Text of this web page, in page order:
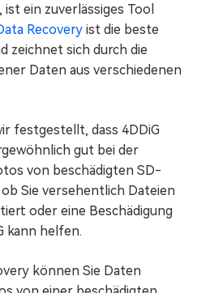
ein zuverlässiges Tool
Recovery ist die beste
zeichnet sich durch die
Daten aus verschiedenen
festgestellt, dass 4DDiG
gut bei der
von beschädigten SD-
Sie versehentlich Dateien
oder eine Beschädigung
kann helfen.
können Sie Daten